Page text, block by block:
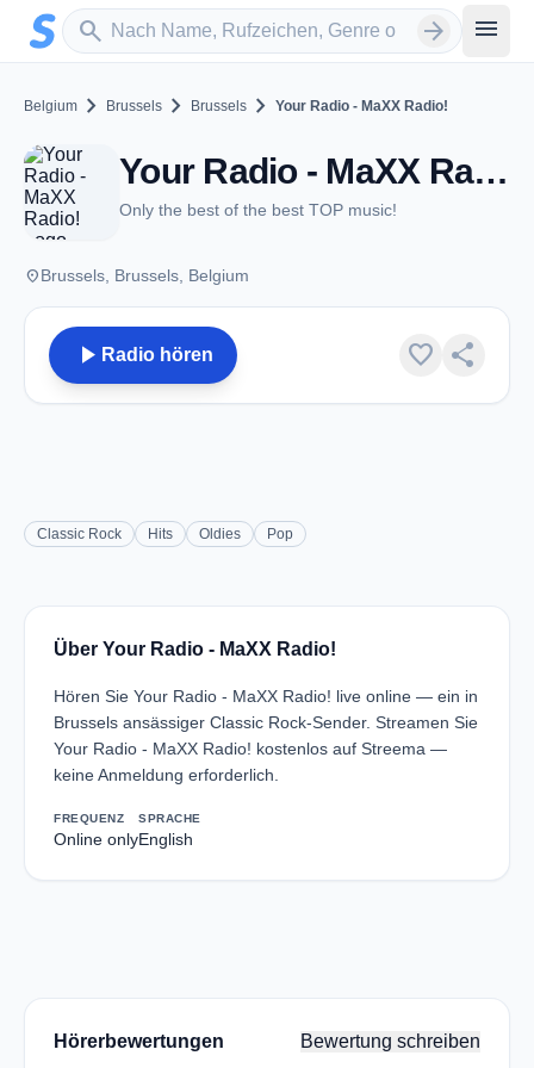
Zum Hauptinhalt springen
search
Sender suchen arrow_forward menu
Belgium chevron_right Brussels chevron_right Brussels chevron_right Your Radio - MaXX Radio!
Your Radio - MaXX Radio! - Brussels
Only the best of the best TOP music!
placeBrussels, Brussels, Belgium
play_arrow Radio hören favorite share
Classic Rock Hits Oldies Pop
Über Your Radio - MaXX Radio!
Hören Sie Your Radio - MaXX Radio! live online — ein in
Brussels ansässiger Classic Rock-Sender. Streamen Sie
Your Radio - MaXX Radio! kostenlos auf Streema —
keine Anmeldung erforderlich.
FREQUENZ
Online only
SPRACHE
English
Hörerbewertungen Bewertung schreiben